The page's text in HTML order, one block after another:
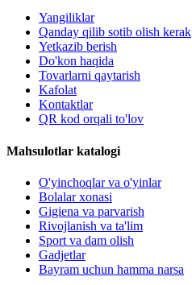
Yangiliklar
Qanday qilib sotib olish kerak
Yetkazib berish
Do'kon haqida
Tovarlarni qaytarish
Kafolat
Kontaktlar
QR kod orqali to'lov
Mahsulotlar katalogi
O'yinchoqlar va o'yinlar
Bolalar xonasi
Gigiena va parvarish
Rivojlanish va ta'lim
Sport va dam olish
Gadjetlar
Bayram uchun hamma narsa